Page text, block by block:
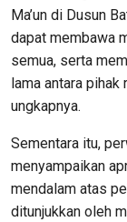
Ma’un di Dusun
dapat membawa
semua, serta
lama antara
ungkapnya.
​Sementara itu,
menyampaikan
mendalam atas
ditunjukkan oleh